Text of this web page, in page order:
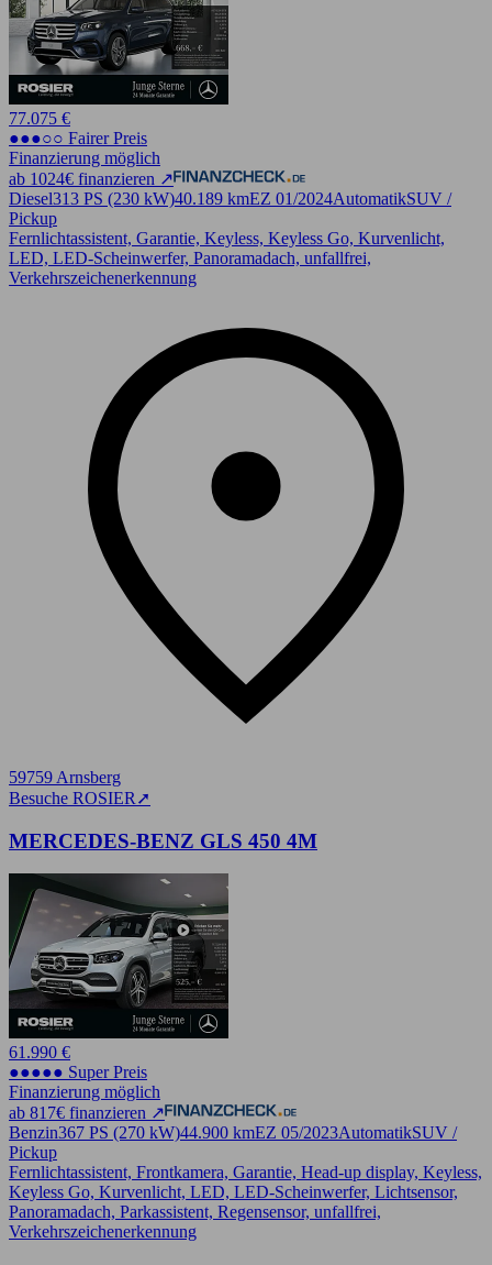
77.075 €
●●●○○ Fairer Preis
Finanzierung möglich
ab 1024€ finanzieren ↗
Diesel313 PS (230 kW)40.189 kmEZ 01/2024AutomatikSUV /
Pickup
Fernlichtassistent, Garantie, Keyless, Keyless Go, Kurvenlicht,
LED, LED-Scheinwerfer, Panoramadach, unfallfrei,
Verkehrszeichenerkennung
59759 Arnsberg
Besuche ROSIER ➚
MERCEDES-BENZ GLS 450 4M
61.990 €
●●●●● Super Preis
Finanzierung möglich
ab 817€ finanzieren ↗
Benzin367 PS (270 kW)44.900 kmEZ 05/2023AutomatikSUV /
Pickup
Fernlichtassistent, Frontkamera, Garantie, Head-up display, Keyless,
Keyless Go, Kurvenlicht, LED, LED-Scheinwerfer, Lichtsensor,
Panoramadach, Parkassistent, Regensensor, unfallfrei,
Verkehrszeichenerkennung